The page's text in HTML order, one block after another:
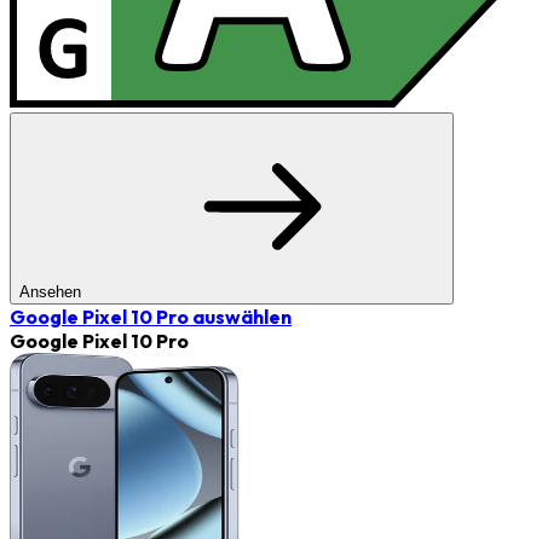
Ansehen
Google Pixel 10 Pro auswählen
Google Pixel 10 Pro